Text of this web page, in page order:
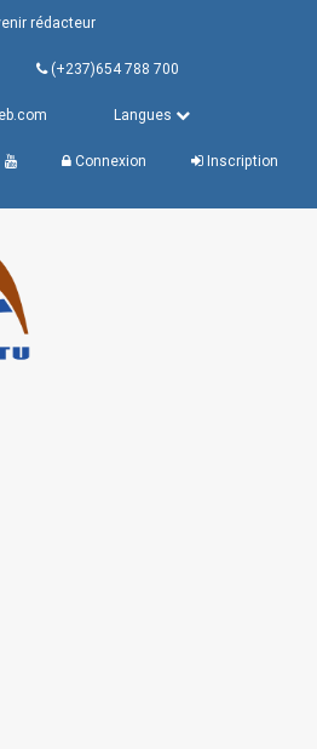
rédacteur
(+237)654 788 700
Langues
Connexion Inscription